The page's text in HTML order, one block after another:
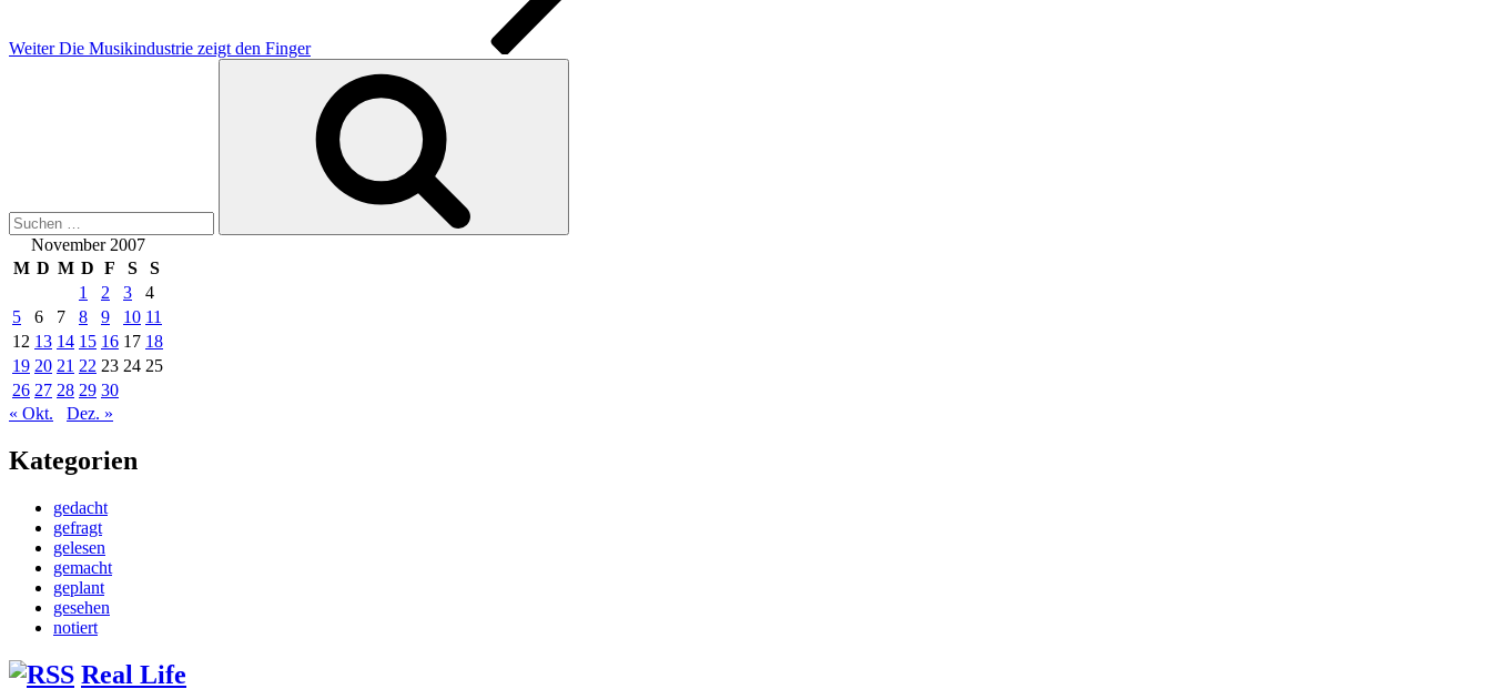
Weiter Die Musikindustrie zeigt den Finger
November 2007
M D M D F S
S
1
2 3
4
5
6 7 8 9 10 11
12 13 14 15 16 17 18
19 20 21 22 23 24 25
26 27 28 29 30
« Okt.
Dez. »
Kategorien
gedacht
gefragt
gelesen
gemacht
geplant
gesehen
notiert
Real Life